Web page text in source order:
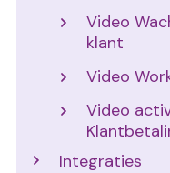
Video
klant
Video
Video
Integraties